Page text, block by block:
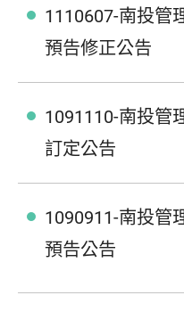
1110607-南投管
預告修正公告
1091110-南投管
訂定公告
1090911-南投管
預告公告